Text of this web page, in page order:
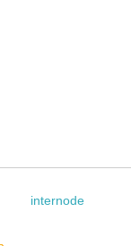
internode